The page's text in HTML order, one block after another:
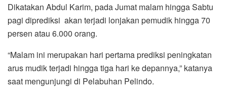
Dikatakan Abdul Karim, pada Jumat malam hingga Sabtu
pagi diprediksi akan terjadi lonjakan pemudik hingga 70
persen atau 6.000 orang.
“Malam ini merupakan hari pertama prediksi peningkatan
arus mudik terjadi hingga tiga hari ke depannya,” katanya
saat mengunjungi di Pelabuhan Pelindo.